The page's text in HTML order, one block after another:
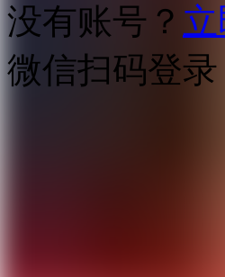
没有账号？
微信扫码登录